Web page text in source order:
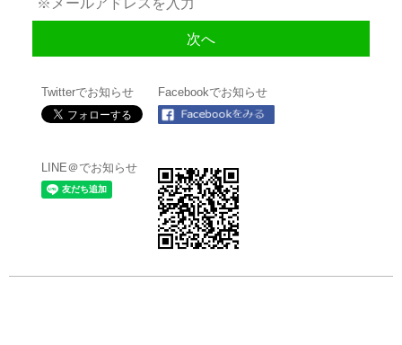
Twitterでお知らせ Facebookでお知らせ
LINE＠でお知らせ